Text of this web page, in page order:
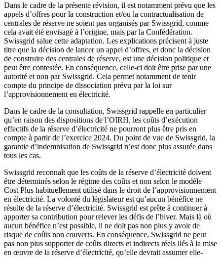
Dans le cadre de la présente révision, il est notamment prévu que les
appels d’offres pour la construction et/ou la contractualisation de
centrales de réserve ne soient pas organisés par Swissgrid, comme
cela avait été envisagé à l’origine, mais par la Confédération.
Swissgrid salue cette adaptation. Les explications précisent à juste
titre que la décision de lancer un appel d’offres, et donc la décision
de construire des centrales de réserve, est une décision politique et
peut être contestée. En conséquence, celle-ci doit être prise par une
autorité et non par Swissgrid. Cela permet notamment de tenir
compte du principe de dissociation prévu par la loi sur
l’approvisionnement en électricité.
Dans le cadre de la consultation, Swissgrid rappelle en particulier
qu’en raison des dispositions de l’OIRH, les coûts d’exécution
effectifs de la réserve d’électricité ne pourront plus être pris en
compte à partir de l’exercice 2024. Du point de vue de Swissgrid, la
garantie d’indemnisation de Swissgrid n’est donc plus assurée dans
tous les cas.
Swissgrid reconnaît que les coûts de la réserve d’électricité doivent
être déterminés selon le régime des coûts et non selon le modèle
Cost Plus habituellement utilisé dans le droit de l’approvisionnement
en électricité. La volonté du législateur est qu’aucun bénéfice ne
résulte de la réserve d’électricité. Swissgrid est prête à continuer à
apporter sa contribution pour relever les défis de l’hiver. Mais là où
aucun bénéfice n’est possible, il ne doit pas non plus y avoir de
risque de coûts non couverts. En conséquence, Swissgrid ne peut
pas non plus supporter de coûts directs et indirects réels liés à la mise
en œuvre de la réserve d’électricité, qu’elle devrait assumer elle-